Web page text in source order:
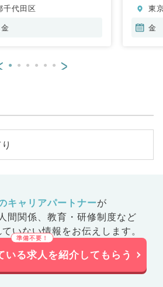
千代田区
東
金
>
キャリアパートナーが
間関係、 教育・研修制度など
いない情報をお伝えします。
いる求人を紹介してもらう